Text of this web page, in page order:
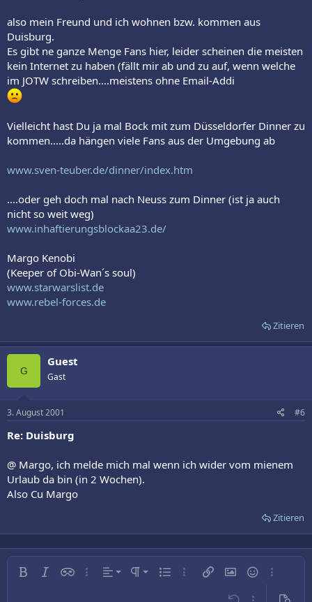
also mein Freund und ich wohnen bzw. kommen aus
Duisburg.
Es gibt ne ganze Menge Fans hier, leider scheinen die meisten
kein Internet zu haben (fällt mir ab und zu auf, wenn welche
im JOTW schreiben....meistens ohne Email-Addi
Vielleicht hast Du ja mal Bock mit zum Düsseldorfer Dinner zu
kommen.....da hängen viele Fans aus der Umgebung ab
www.sven-teuber.de/dinner/index.htm
....oder geh doch mal nach Neuss zum Dinner (ist ja auch
nicht so weit weg)
www.inhaftierungsblockaa23.de/
Margo Kenobi
(Keeper of Obi-Wan´s soul)
www.starwarslist.de
www.rebel-forces.de
Zitieren
G
Guest
Gast
3. August 2001 #6
Re: Duisburg
@ Margo, ich melde mich mal wenn ich wider vom mienem
Urlaub da bin (in 2 Wochen).
Also Cu Margo
Zitieren
Fett KursivInline-Spoiler
Weitere…Ausrichtung
Linksbündig
Absatzformatierung
Normal Ungeordnete Liste
Weitere…Link einfügen
Bild einfügen
SmileysWeitere…